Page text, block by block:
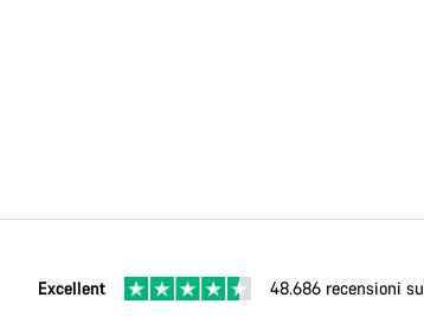
Excellent 48.686 recensioni su